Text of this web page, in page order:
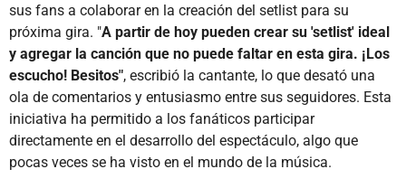
sus fans a colaborar en la creación del setlist para su
próxima gira. "A partir de hoy pueden crear su 'setlist' ideal
y agregar la canción que no puede faltar en esta gira. ¡Los
escucho! Besitos", escribió la cantante, lo que desató una
ola de comentarios y entusiasmo entre sus seguidores. Esta
iniciativa ha permitido a los fanáticos participar
directamente en el desarrollo del espectáculo, algo que
pocas veces se ha visto en el mundo de la música.